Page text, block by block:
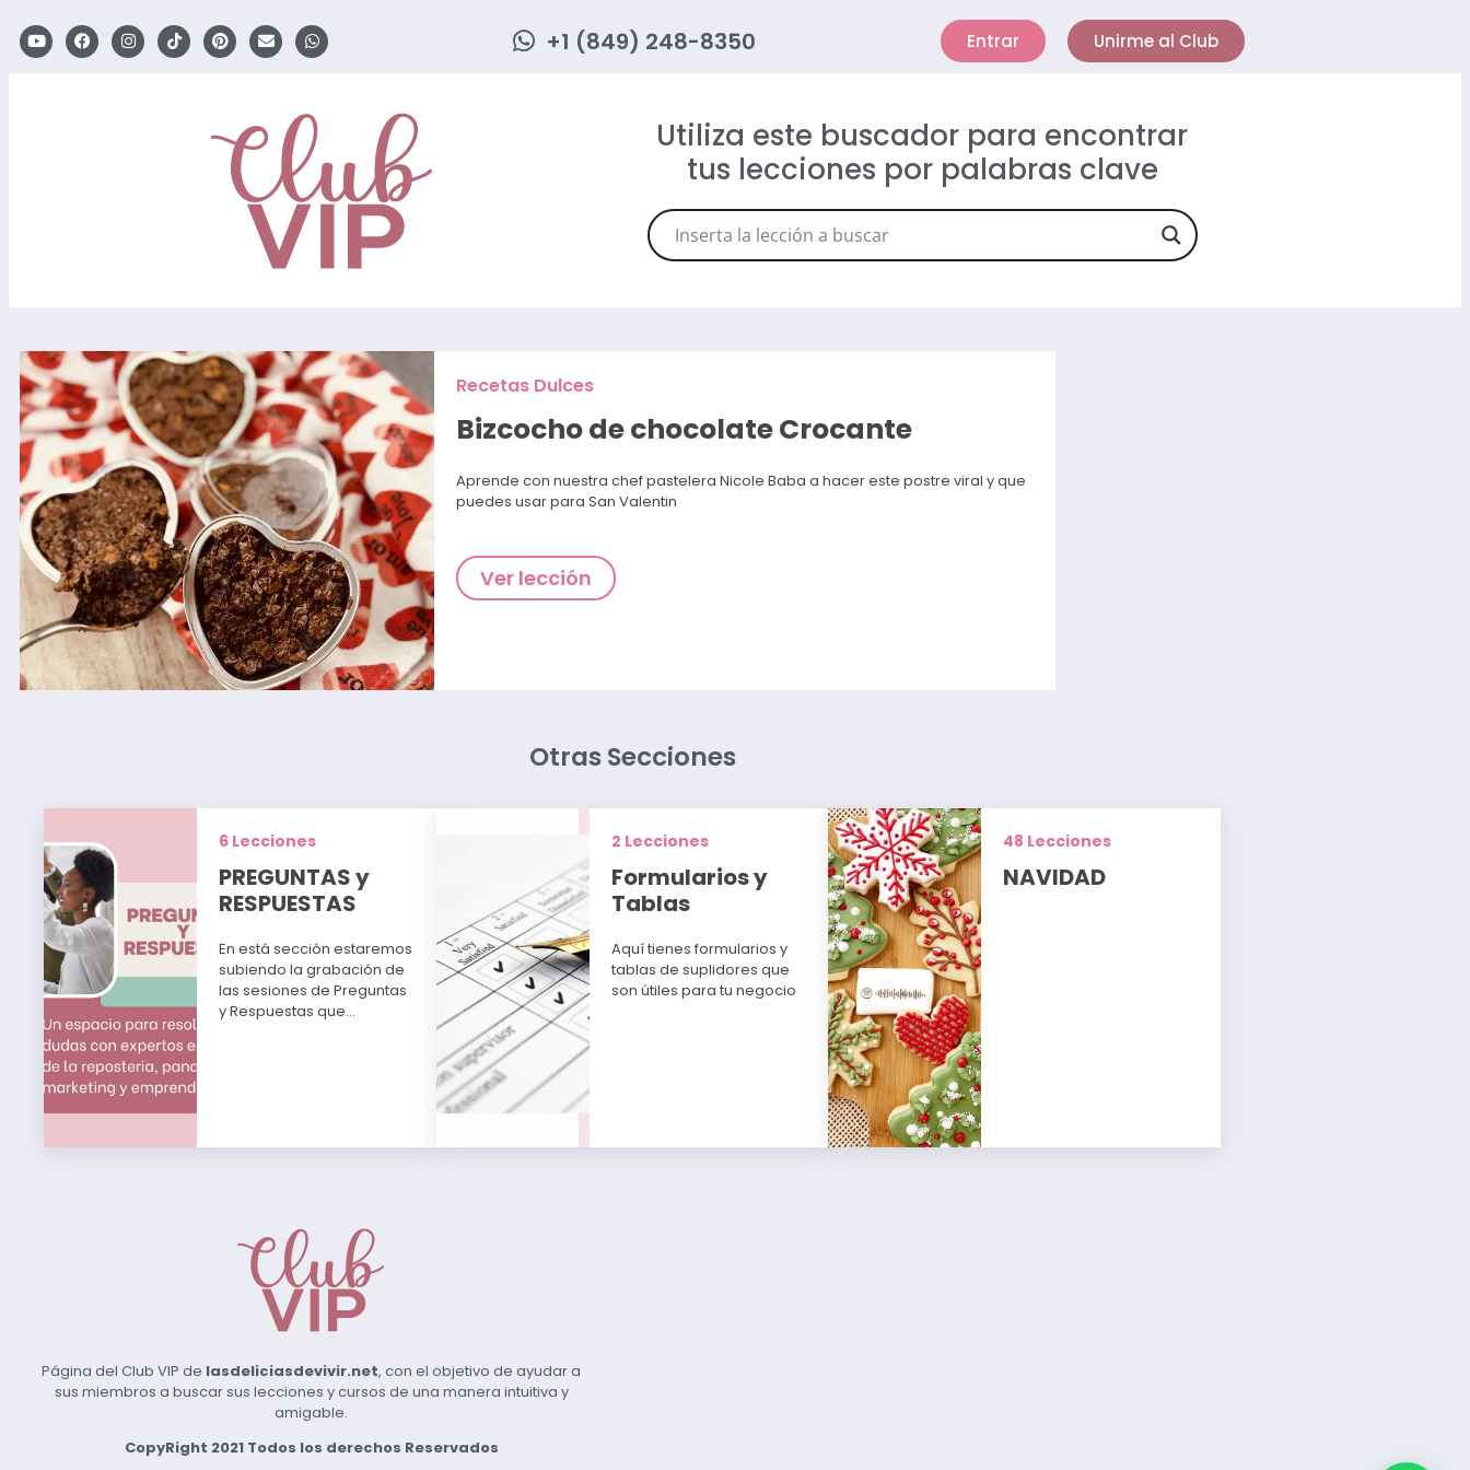
+1 (849) 248-8350 Entrar Unirme al Club
Utiliza este buscador para encontrar
tus lecciones por palabras clave
Recetas Dulces
Bizcocho de chocolate Crocante
Aprende con nuestra chef pastelera Nicole Baba a hacer este postre viral y que
puedes usar para San Valentin
Ver lección
Otras Secciones
6 Lecciones
PREGUNTAS y
RESPUESTAS
En está sección estaremos
subiendo la grabación de
las sesiones de Preguntas
y Respuestas que…
2 Lecciones
Formularios y
Tablas
Aquí tienes formularios y
tablas de suplidores que
son útiles para tu negocio
48 Lecciones
NAVIDAD
Página del Club VIP de lasdeliciasdevivir.net, con el objetivo de ayudar a
sus miembros a buscar sus lecciones y cursos de una manera intuitiva y
amigable.
CopyRight 2021 Todos los derechos Reservados